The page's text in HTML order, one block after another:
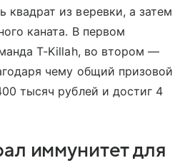
из веревки, а затем
каната. В первом
T-Killah, во втором —
чему общий призовой
тысяч рублей и достиг 4
иммунитет для